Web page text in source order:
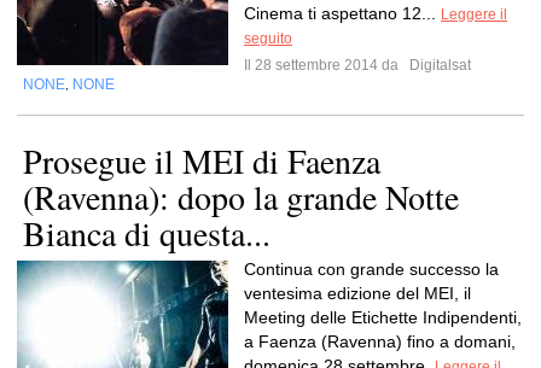
Cinema ti aspettano 12...
Leggere il
seguito
Il 28 settembre 2014 da
Digitalsat
NONE NONE
Prosegue il MEI di Faenza
(Ravenna): dopo la grande Notte
Bianca di questa...
Continua con grande successo la
ventesima edizione del MEI, il
Meeting delle Etichette Indipendenti,
a Faenza (Ravenna) fino a domani,